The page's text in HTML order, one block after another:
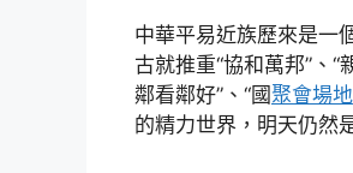
中華平易近族歷來是一
古就推重“協和萬邦”、“
鄰看鄰好”、“國聚會場地
的精力世界，明天仍然